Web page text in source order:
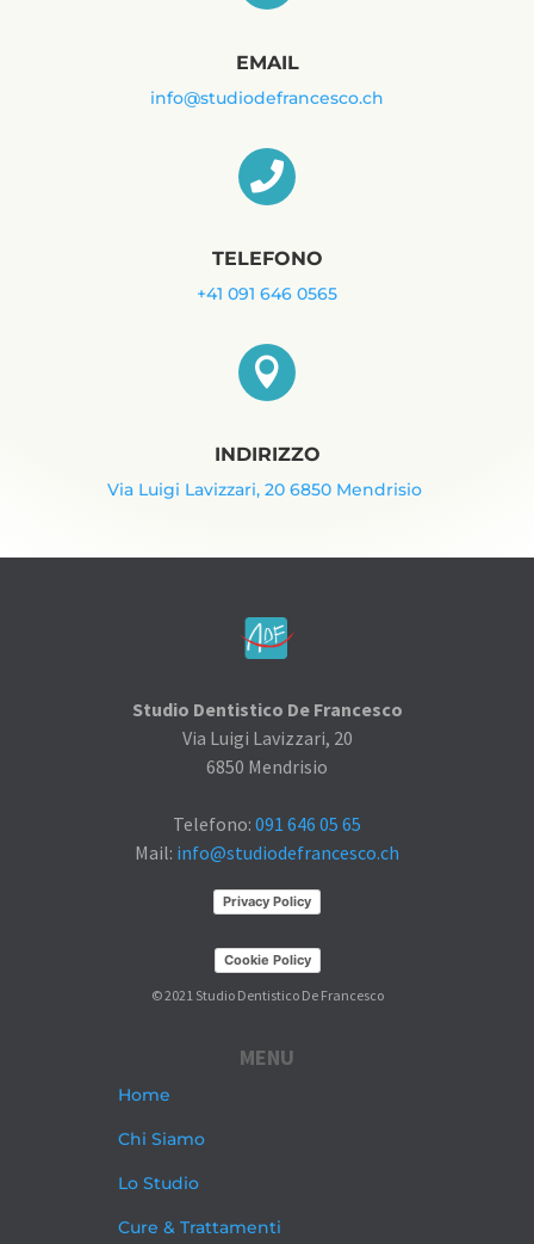
EMAIL
info@studiodefrancesco.ch

TELEFONO
+41 091 646 0565

INDIRIZZO
Via Luigi Lavizzari, 20 6850 Mendrisio
Studio Dentistico De Francesco
Via Luigi Lavizzari, 20
6850 Mendrisio
Telefono: 091 646 05 65
Mail: info@studiodefrancesco.ch
Privacy Policy
Cookie Policy
© 2021 Studio Dentistico De Francesco
MENU
Home
Chi Siamo
Lo Studio
Cure & Trattamenti